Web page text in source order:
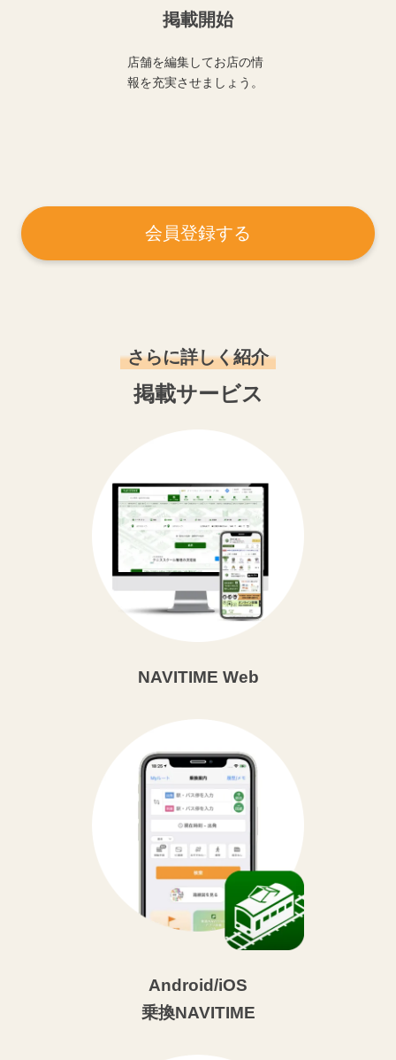
掲載開始
店舗を編集してお店の情
報を充実させましょう。
会員登録する
さらに詳しく紹介
掲載サービス
NAVITIME Web
Android/iOS
乗換NAVITIME